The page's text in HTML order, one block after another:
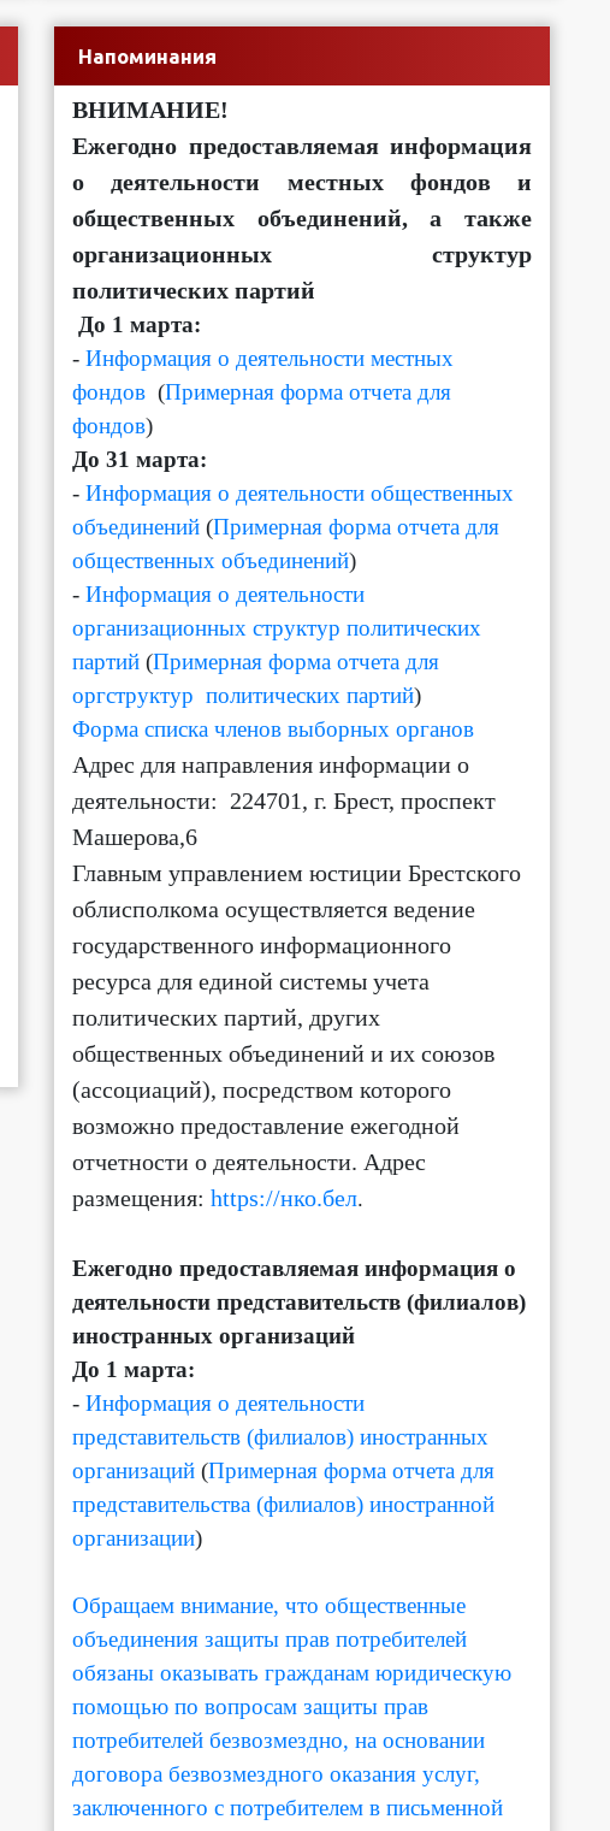
1:00 2:00
+16
3:00
+16 +15
1 м/с
+15 +15
2 м/с
+15
Напоминания
ВНИМАНИЕ!
Ежегодно предоставляемая информация
о деятельности местных фондов и
общественных объединений, а также
организационных структур
политических партий
До 1 марта:
- Информация о деятельности местных
фондов (Примерная форма отчета для
фондов)
До 31 марта:
- Информация о деятельности общественных
объединений (Примерная форма отчета для
общественных объединений)
- Информация о деятельности
организационных структур политических
партий (Примерная форма отчета для
оргструктур политических партий)
Форма списка членов выборных органов
Адрес для направления информации о
деятельности: 224701, г. Брест, проспект
Машерова,6
Главным управлением юстиции Брестского
облисполкома осуществляется ведение
государственного информационного
ресурса для единой системы учета
политических партий, других
общественных объединений и их союзов
(ассоциаций), посредством которого
возможно предоставление ежегодной
отчетности о деятельности. Адрес
размещения: https://нко.бел.
Ежегодно предоставляемая информация о
деятельности представительств (филиалов)
иностранных организаций
До 1 марта:
- Информация о деятельности
представительств (филиалов) иностранных
организаций (Примерная форма отчета для
представительства (филиалов) иностранной
организации)
Обращаем внимание, что общественные
объединения защиты прав потребителей
обязаны оказывать гражданам юридическую
помощью по вопросам защиты прав
потребителей безвозмездно, на основании
договора безвозмездного оказания услуг,
заключенного с потребителем в письменной